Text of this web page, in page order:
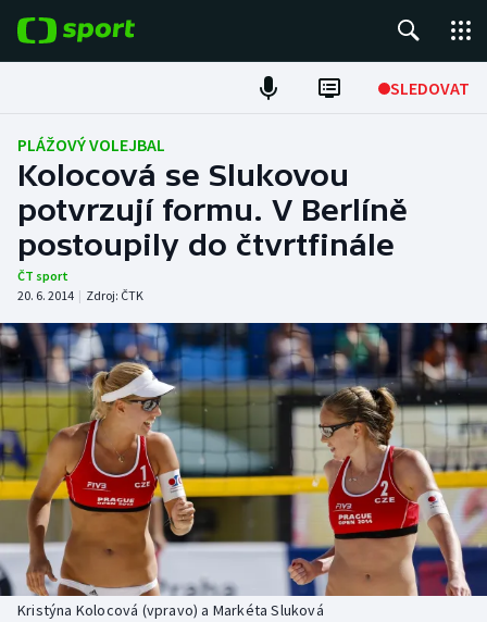
SLEDOVAT
Fotbal
Hokej
Tenis
Atletika
Cyklistika
DALŠÍ SPORTY
Americký fotbal
Baseball a softbal
Basketbal
Biatlon
NEPŘEHLÉDNĚTE
Soutěže
Historické návraty
Aplikace ČT sport
PLÁŽOVÝ VOLEJBAL
Kolocová se Slukovou
potvrzují formu. V Berlíně
postoupily do čtvrtfinále
ČT sport
20. 6. 2014 | Zdroj: ČTK
Kristýna Kolocová (vpravo) a Markéta Sluková